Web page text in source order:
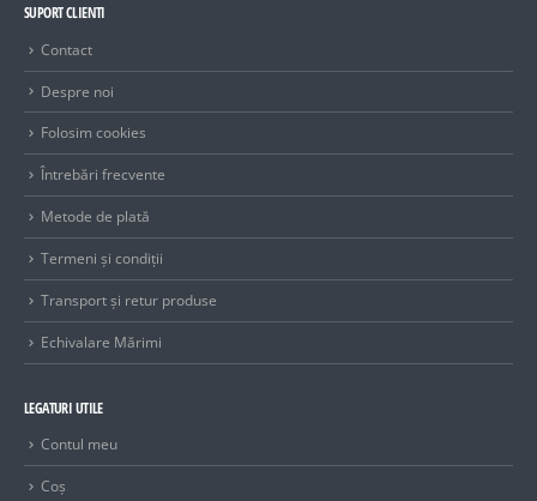
SUPORT CLIENTI
Contact
Despre noi
Folosim cookies
Întrebări frecvente
Metode de plată
Termeni și condiții
Transport și retur produse
Echivalare Mărimi
LEGATURI UTILE
Contul meu
Coș